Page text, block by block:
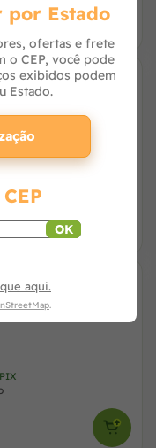
Equinos Speed
no cartão
Speed Horse
por Estado
ofertas e frete
o CEP, você pode
exibidos podem
Estado.
OK
aqui.